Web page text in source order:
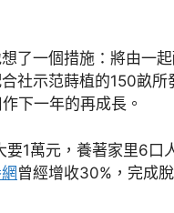
了一個措施：將由一
社示范蒔植的150畝所
下一年的再成長。
要1萬元，養著家里6
曾經增收30%，完成